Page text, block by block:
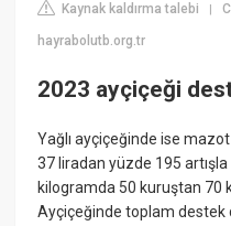
Kaynak kaldırma talebi |
hayrabolutb.org.tr
2023 ayçiçeği
Yağlı ayçiçeğinde ise
37 liradan yüzde 195
kilogramda 50 kuruştan 70
Ayçiçeğinde toplam destek